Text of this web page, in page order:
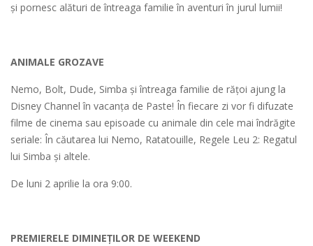
și pornesc alături de întreaga familie în aventuri în jurul lumii!
ANIMALE GROZAVE
Nemo, Bolt, Dude, Simba şi întreaga familie de rățoi ajung la
Disney Channel în vacanța de Paste! În fiecare zi vor fi difuzate
filme de cinema sau episoade cu animale din cele mai îndrăgite
seriale: În căutarea lui Nemo, Ratatouille, Regele Leu 2: Regatul
lui Simba şi altele.
De luni 2 aprilie la ora 9:00.
PREMIERELE DIMINEȚILOR DE WEEKEND